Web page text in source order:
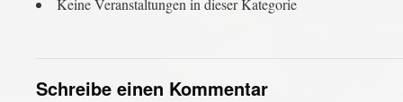
Keine Veranstaltungen in dieser Kategorie
Schreibe einen Kommentar